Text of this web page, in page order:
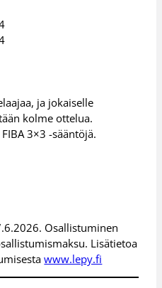
ja jokaiselle
kolme ottelua.
3×3 -sääntöjä.
Osallistuminen
Lisätietoa
www.lepy.fi